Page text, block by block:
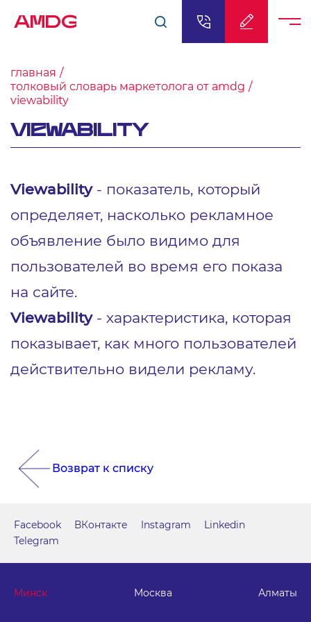
AMDG
главная
толковый словарь маркетолога от amdg
viewability
VIEWABILITY
Viewability- показатель, который
определяет, насколько рекламное
объявление было видимо для
пользователей во время его показа
на сайте.
Viewability- характеристика, которая
показывает, как много пользователей
действительно видели рекламу.
Возврат к списку
Минск Москва Алматы
Facebook ВКонтакте Instagram
Linkedin
Telegram